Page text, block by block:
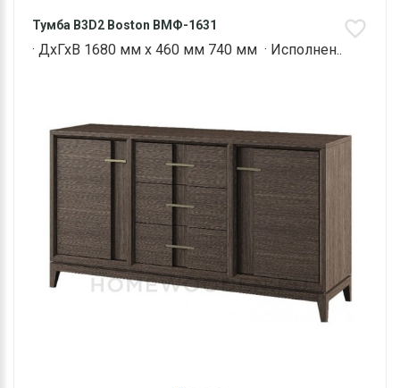
Тумба B3D2 Boston ВМФ-1631
· ДхГхВ 1680 мм х 460 мм 740 мм · Исполнен..